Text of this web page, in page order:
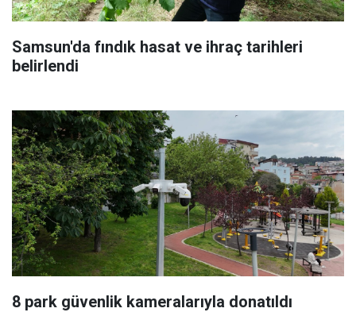
Samsun'da fındık hasat ve ihraç tarihleri
belirlendi
8 park güvenlik kameralarıyla donatıldı